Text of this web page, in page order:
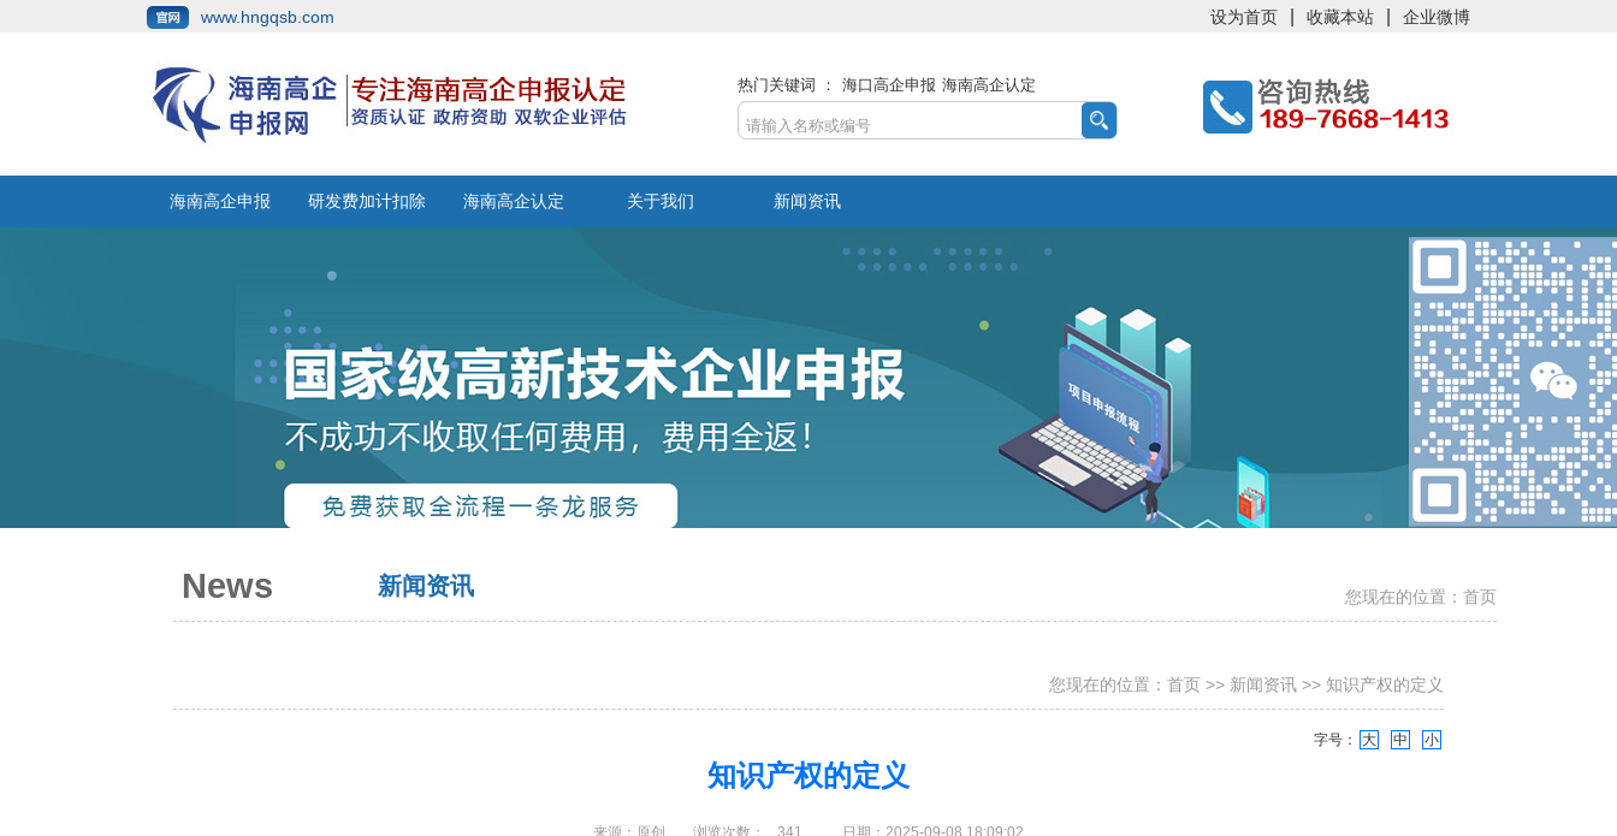
www.hngqsb.com 设为首页 收藏本站 企业微博
热门关键词 ： 海口高企申报 海南高企认定
海南高企申报 研发费加计扣除 海南高企认定 关于我们 新闻资讯
您现在的位置： 首页
News 新闻资讯
您现在的位置： 首页 >> 新闻资讯 >> 知识产权的定义
字号： 大 中 小
知识产权的定义
来源： 原创 浏览次数： 341 日期： 2025-09-08 18:09:02